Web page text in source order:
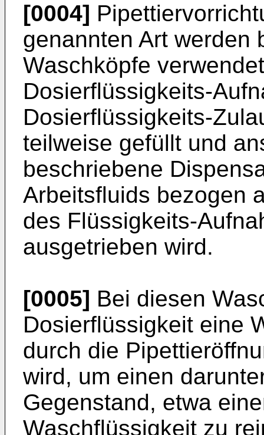
[0004]
genannten Art werden
Waschköpfe
Dosierflüssigkeits-
Dosierflüssigkeits-
teilweise gefüllt und
beschriebene
Arbeitsfluids bezogen
des Flüssigkeits-
ausgetrieben wird.
[0005] Bei diesen
Dosierflüssigkeit eine
durch die
wird, um einen
Gegenstand, etwa
Waschflüssigkeit zu